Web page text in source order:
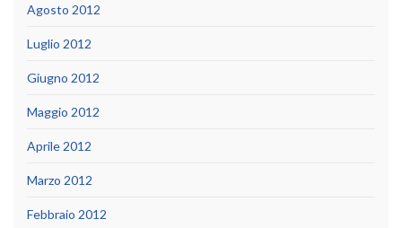
Agosto 2012
Luglio 2012
Giugno 2012
Maggio 2012
Aprile 2012
Marzo 2012
Febbraio 2012